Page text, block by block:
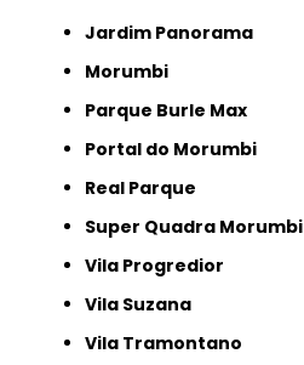
Jardim Panorama
Morumbi
Parque Burle Max
Portal do Morumbi
Real Parque
Super Quadra Morumbi
Vila Progredior
Vila Suzana
Vila Tramontano